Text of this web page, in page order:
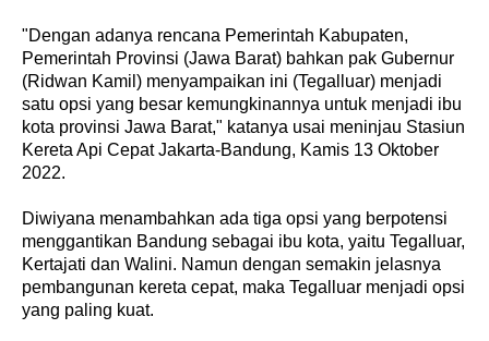
"Dengan adanya rencana Pemerintah Kabupaten,
Pemerintah Provinsi (Jawa Barat) bahkan pak Gubernur
(Ridwan Kamil) menyampaikan ini (Tegalluar) menjadi
satu opsi yang besar kemungkinannya untuk menjadi ibu
kota provinsi Jawa Barat," katanya usai meninjau Stasiun
Kereta Api Cepat Jakarta-Bandung, Kamis 13 Oktober
2022.
Diwiyana menambahkan ada tiga opsi yang berpotensi
menggantikan Bandung sebagai ibu kota, yaitu Tegalluar,
Kertajati dan Walini. Namun dengan semakin jelasnya
pembangunan kereta cepat, maka Tegalluar menjadi opsi
yang paling kuat.